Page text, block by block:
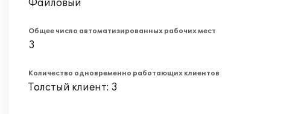
Файловый
Общее число автоматизированных рабочих мест
3
Количество одновременно работающих клиентов
Толстый клиент: 3